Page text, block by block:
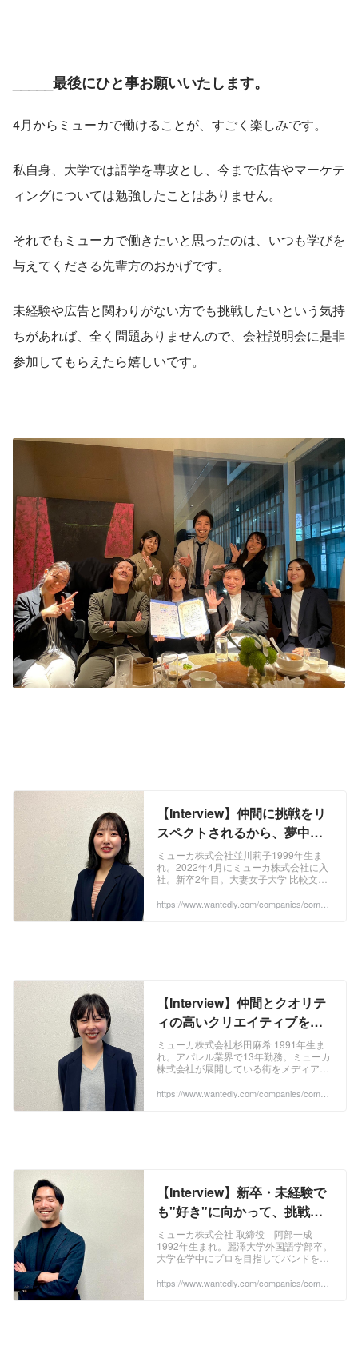
____最後にひと事お願いいたします。
4月からミューカで働けることが、すごく楽しみです。
私自身、大学では語学を専攻とし、今まで広告やマーケテ
ィングについては勉強したことはありません。
それでもミューカで働きたいと思ったのは、いつも学びを
与えてくださる先輩方のおかげです。
未経験や広告と関わりがない方でも挑戦したいという気持
ちがあれば、全く問題ありませんので、会社説明会に是非
参加してもらえたら嬉しいです。
【Interview】仲間に挑戦をリ
スペクトされるから、夢中に
なって成長できる | 並川莉子 |
Interview
ミューカ株式会社並川莉子1999年生ま
れ。2022年4月にミューカ株式会社に入
社。新卒2年目。大妻女子大学 比較文化
ール部のキャプテンを務める。海外に興
https://www.wantedly.com/companies/compa
【Interview】仲間とクオリテ
ィの高いクリエイティブを追
い求められる会社に出会えた
喜び | 杉田麻希 | Interview
ミューカ株式会社杉田麻希 1991年生ま
れ。アパレル業界で13年勤務。ミューカ
株式会社が展開している街をメディア化
ーカ株式会社に入社。現在入社10ヶ月。
https://www.wantedly.com/companies/compa
【Interview】新卒・未経験で
も"好き"に向かって、挑戦し
続けられる会社 | 阿部一成 |
Interview
ミューカ株式会社 取締役 阿部一成
1992年生まれ。麗澤大学外国語学部卒。
大学在学中にプロを目指してバンドを結
ンドの解散を機に交通広告を取り扱う広
https://www.wantedly.com/companies/compa